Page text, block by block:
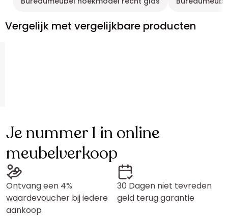
Vergelijk met vergelijkbare producten
Je nummer 1 in online
meubelverkoop
Ontvang een 4%
waardevoucher bij iedere
aankoop
30 Dagen niet tevreden
geld terug garantie